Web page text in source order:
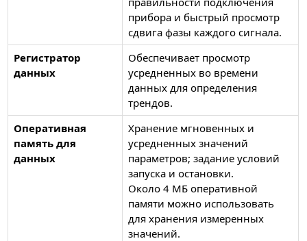
прибора и быстрый просмотр
сдвига фазы каждого сигнала.
Регистратор
данных
Обеспечивает просмотр
усредненных во времени
данных для определения
трендов.
Оперативная
память для
данных
Хранение мгновенных и
усредненных значений
параметров; задание условий
запуска и остановки.
Около 4 МБ оперативной
памяти можно использовать
для хранения измеренных
значений.